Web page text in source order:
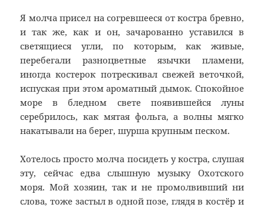
Я молча присел на согревшееся от костра бревно,
и так же, как и он, зачарованно уставился в
светящиеся угли, по которым, как живые,
перебегали разноцветные язычки пламени,
иногда костерок потрескивал свежей веточкой,
испуская при этом ароматный дымок. Спокойное
море в бледном свете появившейся луны
серебрилось, как мятая фольга, а волны мягко
накатывали на берег, шурша крупным песком.
Хотелось просто молча посидеть у костра, слушая
эту, сейчас едва слышную музыку Охотского
моря. Мой хозяин, так и не промолвивший ни
слова, тоже застыл в одной позе, глядя в костёр и